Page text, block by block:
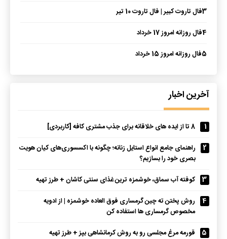
3فال تاروت کبیر | فال تاروت 10 تیر
4فال روزانه امروز 17 خرداد
5فال روزانه امروز 15 خرداد
آخرین اخبار
1
8 تا از ایده های خلاقانه برای جذب مشتری کافه [کاربردی]
2
راهنمای جامع انواع استایل زنانه؛ چگونه با اکسسوری‌های کیان هویت
بصری خود را بسازیم؟
3
کوفته آب سماق، خوشمزه ترین غذای سنتی کاشان + طرز تهیه
4
روش پختن ته چین گرمساری فوق العاده خوشمزه | از ادویه
مخصوص گرمساری ها استفاده کن
5
قورمه مرغ مجلسی رو به روش کرمانشاهی بپز + طرز تهیه